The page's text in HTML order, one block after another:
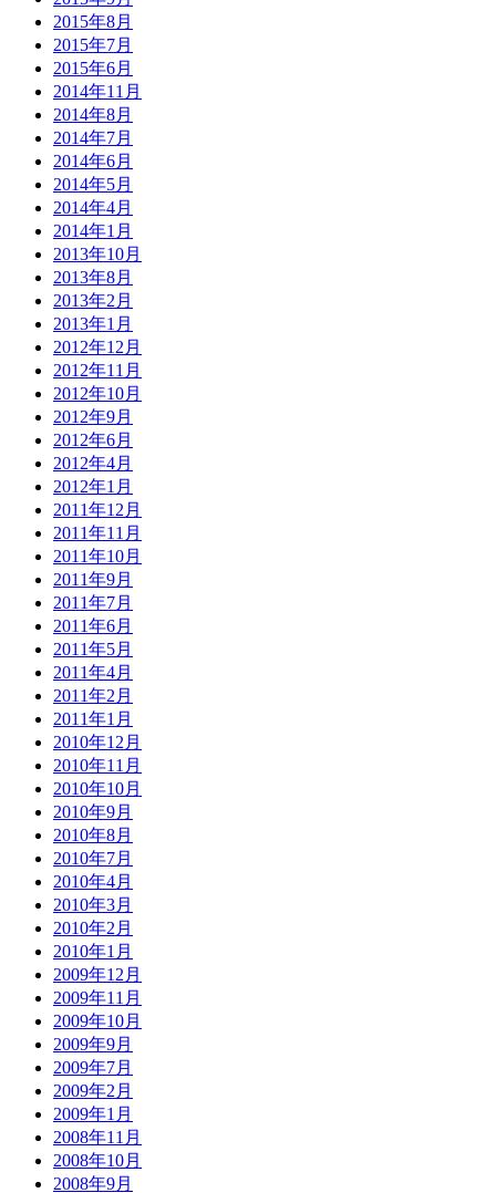
2015年8月
2015年7月
2015年6月
2014年11月
2014年8月
2014年7月
2014年6月
2014年5月
2014年4月
2014年1月
2013年10月
2013年8月
2013年2月
2013年1月
2012年12月
2012年11月
2012年10月
2012年9月
2012年6月
2012年4月
2012年1月
2011年12月
2011年11月
2011年10月
2011年9月
2011年7月
2011年6月
2011年5月
2011年4月
2011年2月
2011年1月
2010年12月
2010年11月
2010年10月
2010年9月
2010年8月
2010年7月
2010年4月
2010年3月
2010年2月
2010年1月
2009年12月
2009年11月
2009年10月
2009年9月
2009年7月
2009年2月
2009年1月
2008年11月
2008年10月
2008年9月